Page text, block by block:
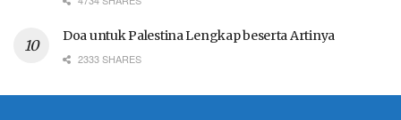
Doa untuk Palestina Lengkap beserta Artinya
2333 SHARES